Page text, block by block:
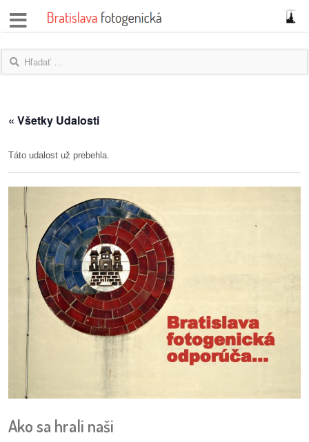
správy
názory
blogy
fotky
protesty
granty
kalendár
zákony
mestské
« Všetky Udalosti
Táto udalost už prebehla.
Ako sa hrali naši